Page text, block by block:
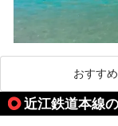
おすす
近江鉄道本線